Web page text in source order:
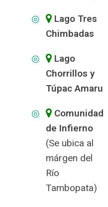
Lago Tres
Chimbadas
Lago
Chorrillos y
Túpac Amaru
Comunidad
de Infierno
(Se ubica al
márgen del
Río
Tambopata)